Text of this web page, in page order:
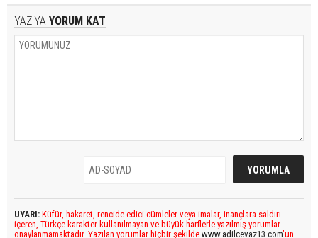
YAZIYA YORUM KAT
UYARI: Küfür, hakaret, rencide edici cümleler veya imalar, inançlara saldırı
içeren, Türkçe karakter kullanılmayan ve büyük harflerle yazılmış yorumlar
onaylanmamaktadır. Yazılan yorumlar hiçbir şekilde www.adilcevaz13.com’un